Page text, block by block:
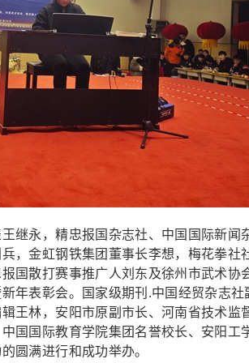
永，精忠报国杂志社、中国国际新闻
，金虹钢铁集团董事长李想，梅花拳社
国散打赛事推广人刘东及徐州市武术协
年表彰会。国家级期刊.中国经贸杂志
王林，安阳市原副市长、河南省技术监
国国际教育学院集团名誉校长、安阳工
圆满进行和成功举办。